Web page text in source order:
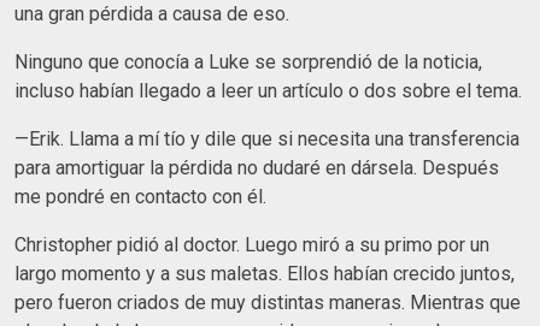
una gran pérdida a causa de eso.
Ninguno que conocía a Luke se sorprendió de la noticia,
incluso habían llegado a leer un artículo o dos sobre el tema.
—Erik. Llama a mí tío y dile que si necesita una transferencia
para amortiguar la pérdida no dudaré en dársela. Después
me pondré en contacto con él.
Christopher pidió al doctor. Luego miró a su primo por un
largo momento y a sus maletas. Ellos habían crecido juntos,
pero fueron criados de muy distintas maneras. Mientras que